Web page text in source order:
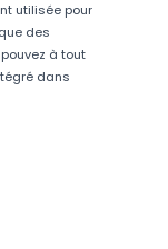
utilisée pour
des
à tout
dans